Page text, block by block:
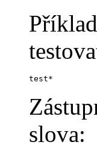
test*
slova: